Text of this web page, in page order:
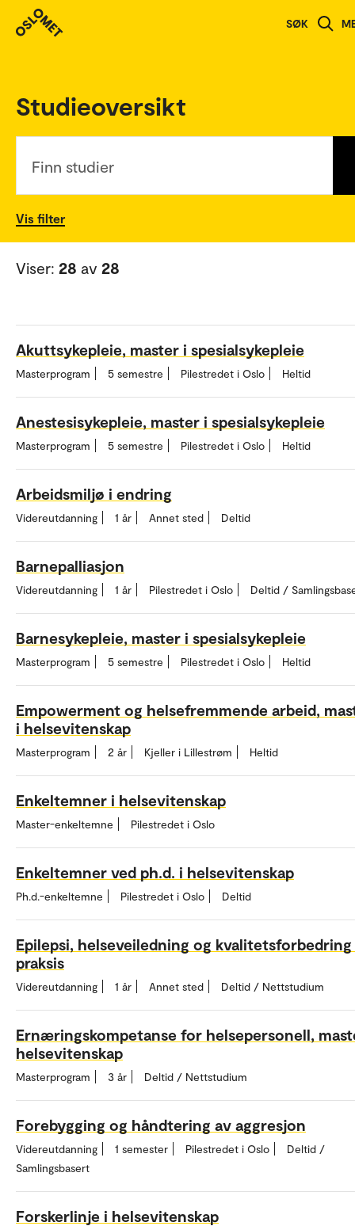
SØK
English version
Studieoversikt
Finn studier
Vis filter
Viser: 28 av 28
Akuttsykepleie, master i spesialsykepleie
Masterprogram 5 semestre Pilestredet i Oslo Heltid
Anestesisykepleie, master i spesialsykepleie
Masterprogram 5 semestre Pilestredet i Oslo Heltid
Arbeidsmiljø i endring
Videreutdanning 1 år Annet sted Deltid
Barnepalliasjon
Videreutdanning 1 år Pilestredet i Oslo Deltid /
Barnesykepleie, master i spesialsykepleie
Masterprogram 5 semestre Pilestredet i Oslo Heltid
Empowerment og helsefremmende arbeid,
i helsevitenskap
Masterprogram 2 år Kjeller i Lillestrøm Heltid
Enkeltemner i helsevitenskap
Master-enkeltemne Pilestredet i Oslo
Enkeltemner ved ph.d. i helsevitenskap
Ph.d.-enkeltemne Pilestredet i Oslo Deltid
Epilepsi, helseveiledning og kvalitetsforbedring
praksis
Videreutdanning 1 år Annet sted Deltid / Nettstudium
Ernæringskompetanse for helsepersonell,
helsevitenskap
Masterprogram 3 år Deltid / Nettstudium
Forebygging og håndtering av aggresjon
Videreutdanning 1 semester Pilestredet i Oslo
Deltid /
Samlingsbasert
Forskerlinje i helsevitenskap